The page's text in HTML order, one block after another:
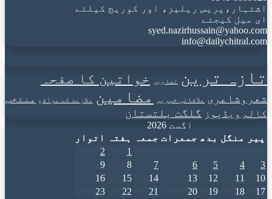
اشتہار،پریس ریلیز، اور کوریج کیلئے
ای میل کیجئے
syed.nazirhussain@yahoo.com
info@dailychitral.com
تازہ ترین تصاویر خواتین کا صفحہ
شعروشاعری علاقائی خبریں مضامین ملازمت کے مواقع
منتخب
کالم ویڈیوز گلگت بلتستان
اگست 2026
پیر
منگل بدھ جمعرات جمعہ ہفتہ
اتوار
1
2
3
4
5
6
7
8
9
10
11
12
13
14
15
16
17
18
19
20
21
22
23